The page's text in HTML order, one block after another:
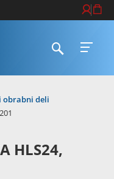
Prijava /
Odpri iskalnikOdpri
obrabni deli
HLS24,